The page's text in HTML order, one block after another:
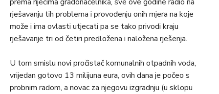
rješavanju tih problema i provođenju onih mjera na koje
može i ima ovlasti utjecati pa se tako privodi kraju
rješavanje tri od četiri predložena i naložena rješenja.
U tom smislu novi pročistač komunalnih otpadnih voda,
vrijedan gotovo 13 milijuna eura, ovih dana je počeo s
probnim radom, a novac za njegovu izgradnju (u sklopu